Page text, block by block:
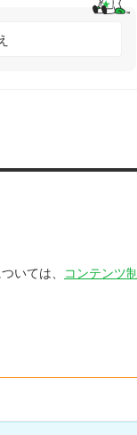
いては、
コンテンツ制